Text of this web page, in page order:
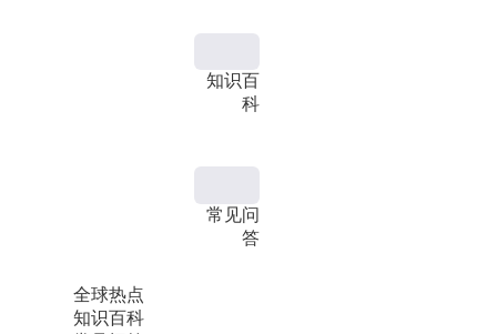
全球热点
知识百科
知识百
科
常见问
答